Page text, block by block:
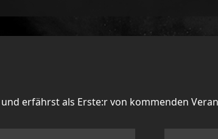
erfährst als Erste:r von kommenden